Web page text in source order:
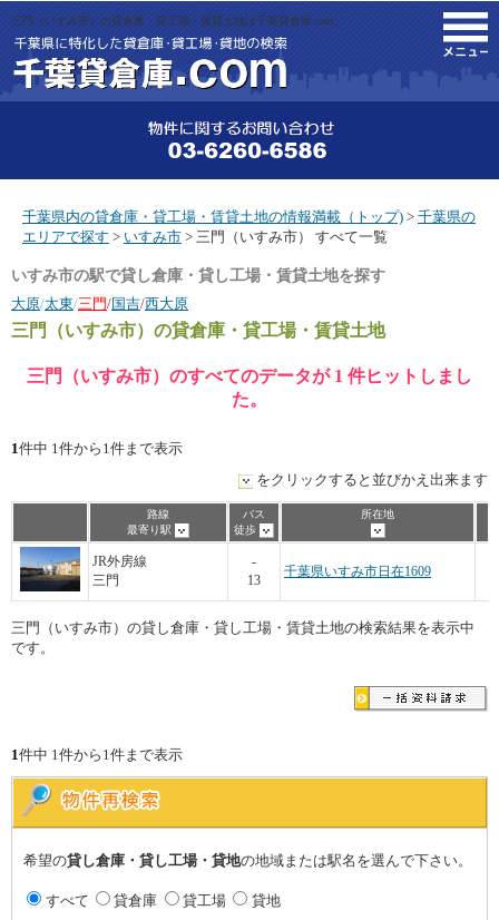
三門（いすみ市）の貸倉庫・貸工場・賃貸土地は千葉貸倉庫.com。
千葉県内の貸倉庫・貸工場・賃貸土地の情報満載（トップ) > 千葉県の
エリアで探す > いすみ市 > 三門（いすみ市） すべて一覧
いすみ市の駅で貸し倉庫・貸し工場・賃貸土地を探す
大原/太東/三門/国吉/西大原
三門（いすみ市） の貸倉庫・貸工場・賃貸土地
三門（いすみ市）のすべてのデータが 1 件ヒットしまし
た。
1件中 1件から1件まで表示
をクリックすると並びかえ出来ます
路線
最寄り駅
バス
徒歩
所在地
JR外房線
三門
-
13
千葉県いすみ市日在1609
三門（いすみ市）の貸し倉庫・貸し工場・賃貸土地の検索結果を表示中
です。
1件中 1件から1件まで表示
希望の貸し倉庫・貸し工場・貸地の地域または駅名を選んで下さい。
すべて 貸倉庫 貸工場 貸地